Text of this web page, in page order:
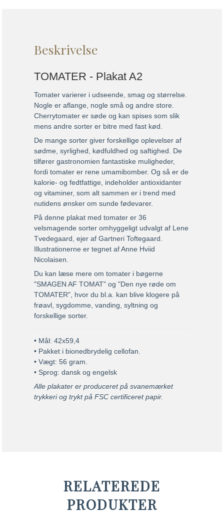
Beskrivelse
TOMATER - Plakat A2
Tomater varierer i udseende, smag og størrelse.
Nogle er aflange, nogle små og andre store.
Cherrytomater er søde og kan spises som slik
mens andre sorter er bitre med fast kød.
De mange sorter giver forskellige oplevelser af
sødme, syrlighed, kødfuldhed og saftighed. De
tilfører gastronomien fantastiske muligheder,
fordi tomater er rene umamibomber. Og så er de
kalorie- og fedtfattige, indeholder antioxidanter
og vitaminer, som alt sammen er i trend med
nutidens ønsker om sunde fødevarer.
På denne plakat med tomater er 36
velsmagende sorter omhyggeligt udvalgt af Lene
Tvedegaard, ejer af Gartneri Toftegaard.
Illustrationerne er tegnet af Anne Hviid
Nicolaisen.
Du kan læse mere om tomater i bøgerne
"SMAGEN AF TOMAT" og "Den nye røde om
TOMATER", hvor du bl.a. kan blive klogere på
frøavl, sygdomme, vanding, syltning og
forskellige sorter.
• Mål: 42x59,4
• Pakket i bionedbrydelig cellofan.
• Vægt: 56 gram.
• Sprog: dansk og engelsk
Alle plakater er produceret på svanemærket
trykkeri og trykt på FSC certificeret papir.
RELATEREDE
PRODUKTER